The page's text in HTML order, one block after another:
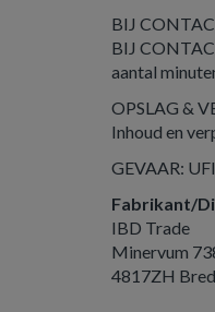
BIJ
BIJ
aantal
OPSLAG &
Inhoud en
GEVAAR:
Fabrikant/
IBD Trade
Minervum
4817ZH